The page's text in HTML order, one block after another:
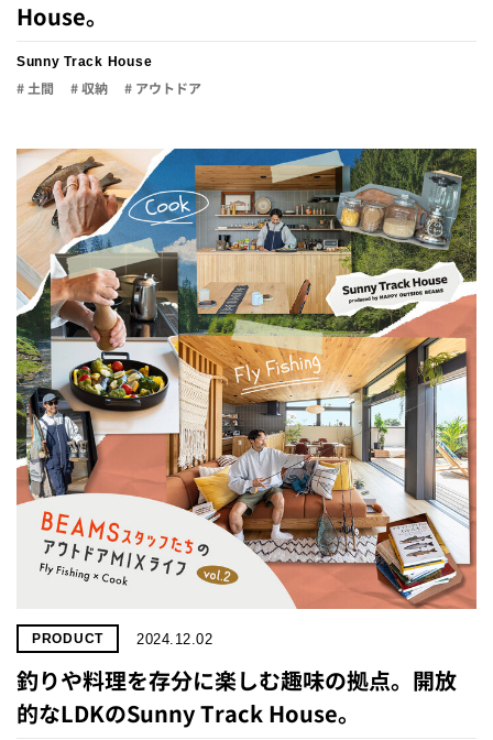
House。
Sunny Track House
# 土間 # 収納 # アウトドア
PRODUCT 2024.12.02
釣りや料理を存分に楽しむ趣味の拠点。開放
的なLDKのSunny Track House。